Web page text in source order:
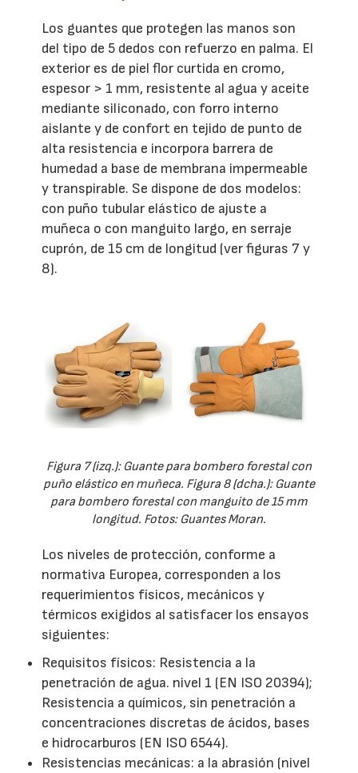
Los guantes que protegen las manos son
del tipo de 5 dedos con refuerzo en palma. El
exterior es de piel flor curtida en cromo,
espesor > 1 mm, resistente al agua y aceite
mediante siliconado, con forro interno
aislante y de confort en tejido de punto de
alta resistencia e incorpora barrera de
humedad a base de membrana impermeable
y transpirable. Se dispone de dos modelos:
con puño tubular elástico de ajuste a
muñeca o con manguito largo, en serraje
cuprón, de 15 cm de longitud (ver figuras 7 y
8).
Figura 7 (izq.): Guante para bombero forestal con
puño elástico en muñeca. Figura 8 (dcha.): Guante
para bombero forestal con manguito de 15 mm
longitud. Fotos: Guantes Moran.
Los niveles de protección, conforme a
normativa Europea, corresponden a los
requerimientos físicos, mecánicos y
térmicos exigidos al satisfacer los ensayos
siguientes:
Requisitos físicos: Resistencia a la
penetración de agua. nivel 1 (EN ISO 20394);
Resistencia a químicos, sin penetración a
concentraciones discretas de ácidos, bases
e hidrocarburos (EN ISO 6544).
Resistencias mecánicas: a la abrasión (nivel